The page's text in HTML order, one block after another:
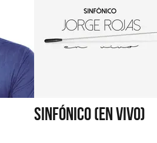
SINFÓNICO (EN VIVO)